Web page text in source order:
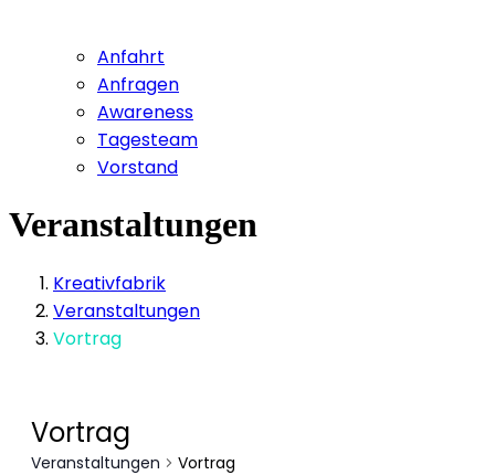
Anfahrt
Anfragen
Awareness
Tagesteam
Vorstand
Veranstaltungen
Kreativfabrik
Veranstaltungen
Vortrag
Vortrag
Veranstaltungen Vortrag